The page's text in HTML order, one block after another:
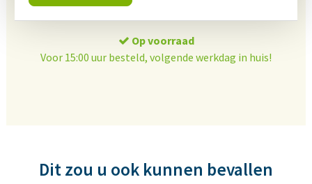
Op voorraad
Voor 15:00 uur besteld, volgende werkdag in huis!
Dit zou u ook kunnen bevallen